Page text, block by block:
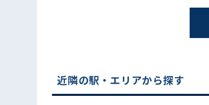
近隣の駅・エリアから探す